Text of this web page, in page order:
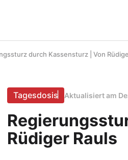
durch Kassensturz | Von
Tagesdosis Aktualisiert am
Rüdiger Rauls